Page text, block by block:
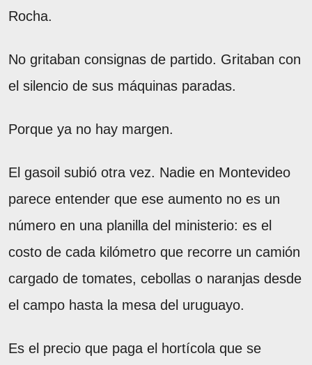
Rocha.
No gritaban consignas de partido. Gritaban con
el silencio de sus máquinas paradas.
Porque ya no hay margen.
El gasoil subió otra vez. Nadie en Montevideo
parece entender que ese aumento no es un
número en una planilla del ministerio: es el
costo de cada kilómetro que recorre un camión
cargado de tomates, cebollas o naranjas desde
el campo hasta la mesa del uruguayo.
Es el precio que paga el hortícola que se